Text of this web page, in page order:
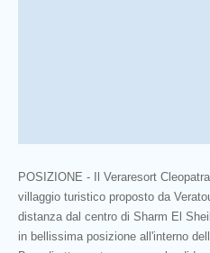
POSIZIONE - Il Veraresort
villaggio turistico proposto da
distanza dal centro di Sharm El
in bellissima posizione all'interno